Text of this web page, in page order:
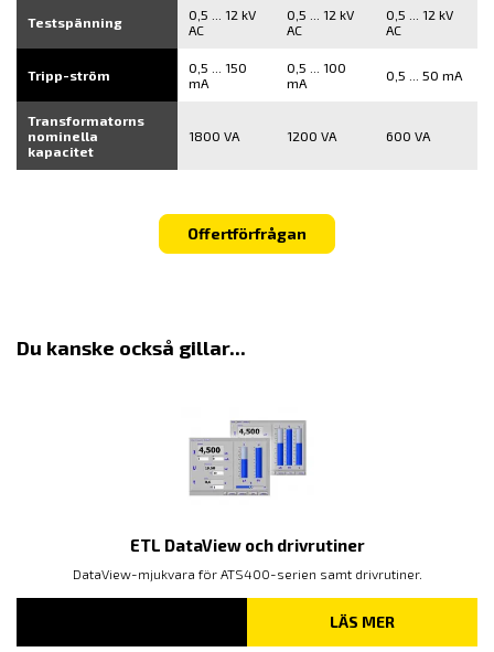
Testspänning
0,5 ... 12 kV
AC
0,5 ... 12 kV
AC
0,5 ... 12 kV
AC
Tripp-ström
0,5 ... 150
mA
0,5 ... 100
mA
0,5 ... 50 mA
Transformatorns
nominella
kapacitet
1800 VA 1200 VA 600 VA
Offertförfrågan
Du kanske också gillar...
ETL DataView och drivrutiner
DataView-mjukvara för ATS400-serien samt drivrutiner.
LÄS MER